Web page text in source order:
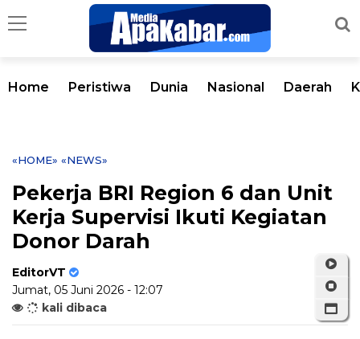
Home Peristiwa Dunia Nasional Daerah
«HOME» «NEWS»
Pekerja BRI Region 6 dan Unit
Kerja Supervisi Ikuti Kegiatan
Donor Darah
EditorVT
Jumat, 05 Juni 2026 - 12:07
kali dibaca